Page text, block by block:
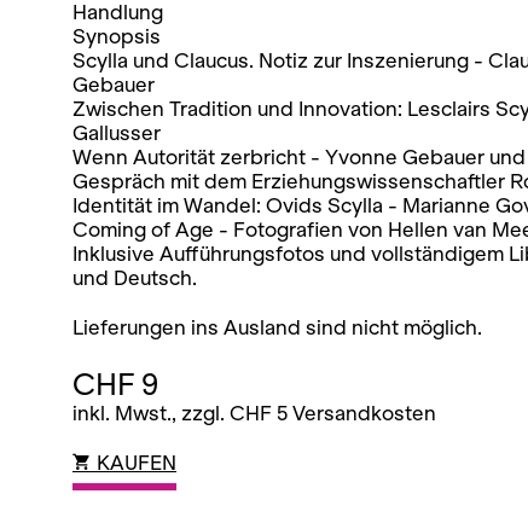
Handlung
Synopsis
Scylla und Claucus. Notiz zur Inszenierung -
Gebauer
Zwischen Tradition und Innovation: Lesclairs
Gallusser
Wenn Autorität zerbricht - Yvonne Gebauer und
Gespräch mit dem Erziehungswissenschaftler
Identität im Wandel: Ovids Scylla - Marianne
Coming of Age - Fotografien von Hellen van
Inklusive Aufführungsfotos und vollständigem
und Deutsch.
Lieferungen ins Ausland sind nicht möglich.
CHF 9
inkl. Mwst., zzgl. CHF 5 Versandkosten
KAUFEN